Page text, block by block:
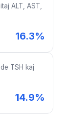
ALT, AST,
16.3%
TSH kaj
14.9%